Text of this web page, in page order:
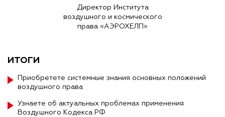
Директор Института
воздушного и космического
права «АЭРОХЕЛП»
ИТОГИ
Приобретете системные знания основных положений
воздушного права
Узнаете об актуальных проблемах применения
Воздушного Кодекса РФ